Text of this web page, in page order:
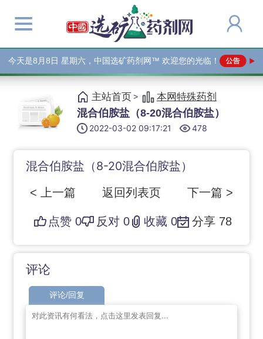
今天是8月8日 星期六，中国选矿药剂网™ 欢迎您的光临！
主站首页 > 本网特殊药剂
混合伯胺盐（8-20混合伯胺盐）
2022-03-02 09:17:21 478
混合伯胺盐（8-20混合伯胺盐）
< 上一篇 返回列表页 下一篇 >
点赞0 反对 0 收藏0 分享 78
评论
评论/回复